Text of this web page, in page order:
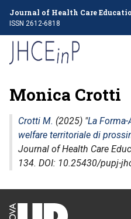
Journal of Health Care
ISSN 2612-6818
Monica Crotti
Crotti M. (2025) "La
welfare territoriale di
Journal of Health Care
134. DOI: 10.25430/pupj-